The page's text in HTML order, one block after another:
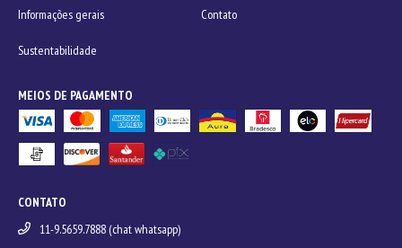
Informações gerais Contato
Sustentabilidade
MEIOS DE PAGAMENTO
CONTATO
11-9.5659.7888 (chat whatsapp)